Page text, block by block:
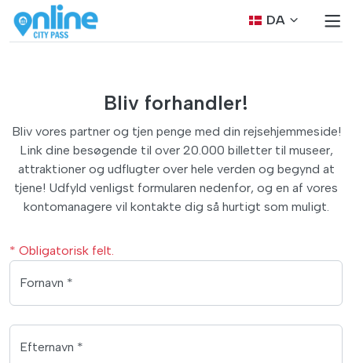
DA
Bliv forhandler!
Bliv vores partner og tjen penge med din rejsehjemmeside!
Link dine besøgende til over 20.000 billetter til museer,
attraktioner og udflugter over hele verden og begynd at
tjene! Udfyld venligst formularen nedenfor, og en af vores
kontomanagere vil kontakte dig så hurtigt som muligt.
* Obligatorisk felt.
Fornavn *
Efternavn *